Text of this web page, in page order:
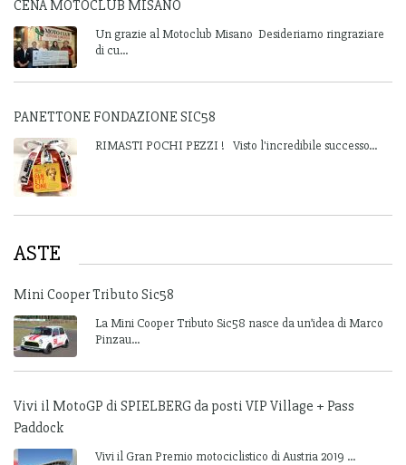
CENA MOTOCLUB MISANO
Un grazie al Motoclub Misano Desideriamo ringraziare
di cu...
PANETTONE FONDAZIONE SIC58
RIMASTI POCHI PEZZI ! Visto l'incredibile successo...
ASTE
Mini Cooper Tributo Sic58
La Mini Cooper Tributo Sic58 nasce da un’idea di Marco
Pinzau...
Vivi il MotoGP di SPIELBERG da posti VIP Village + Pass
Paddock
Vivi il Gran Premio motociclistico di Austria 2019 ...